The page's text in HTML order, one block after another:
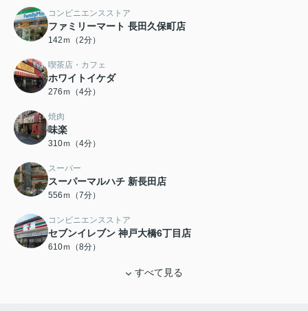
コンビニエンスストア
ファミリーマート 長田久保町店
142ｍ（2分）
喫茶店・カフェ
ホワイトイケダ
276ｍ（4分）
焼肉
味楽
310ｍ（4分）
スーパー
スーパーマルハチ 新長田店
556ｍ（7分）
コンビニエンスストア
セブンイレブン 神戸大橋6丁目店
610ｍ（8分）
すべて見る